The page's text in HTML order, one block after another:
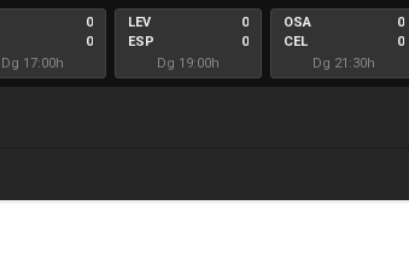
0
0
Dg 17:00h
LEV
ESP
0
0
Dg 19:00h
OSA
CEL
0
0
Dg 21:30h